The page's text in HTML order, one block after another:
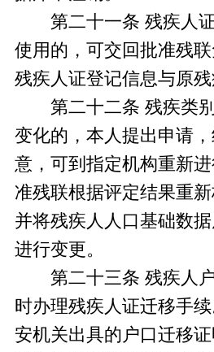
第二十一条 残疾人证
使用的，可交回批准残
残疾人证登记信息与原残
第二十二条 残疾类别
变化的，本人提出申请
意，可到指定机构重新
准残联根据评定结果重新
并将残疾人人口基础数
进行变更。
第二十三条 残疾人户
时办理残疾人证迁移手
安机关出具的户口迁移